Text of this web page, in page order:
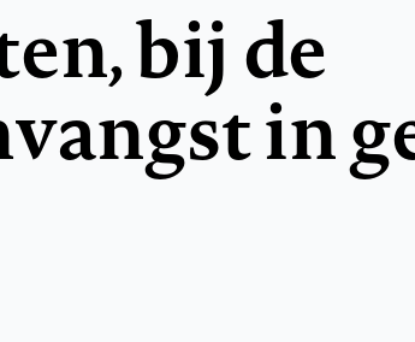
bij de
in